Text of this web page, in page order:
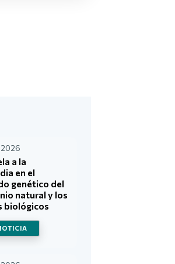
a la
en el
genético del
natural y los
biológicos